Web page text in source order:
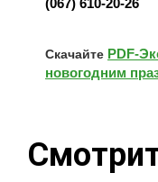
Скачайте PDF-
новогодним